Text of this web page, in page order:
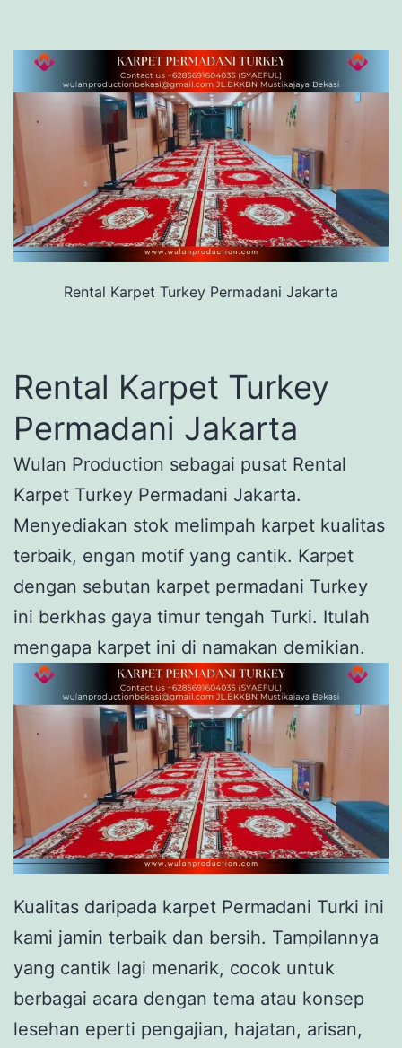
Rental Karpet Turkey Permadani Jakarta
Rental Karpet Turkey
Permadani Jakarta
Wulan Production sebagai pusat Rental
Karpet Turkey Permadani Jakarta.
Menyediakan stok melimpah karpet kualitas
terbaik, engan motif yang cantik. Karpet
dengan sebutan karpet permadani Turkey
ini berkhas gaya timur tengah Turki. Itulah
mengapa karpet ini di namakan demikian.
Kualitas daripada karpet Permadani Turki ini
kami jamin terbaik dan bersih. Tampilannya
yang cantik lagi menarik, cocok untuk
berbagai acara dengan tema atau konsep
lesehan eperti pengajian, hajatan, arisan,